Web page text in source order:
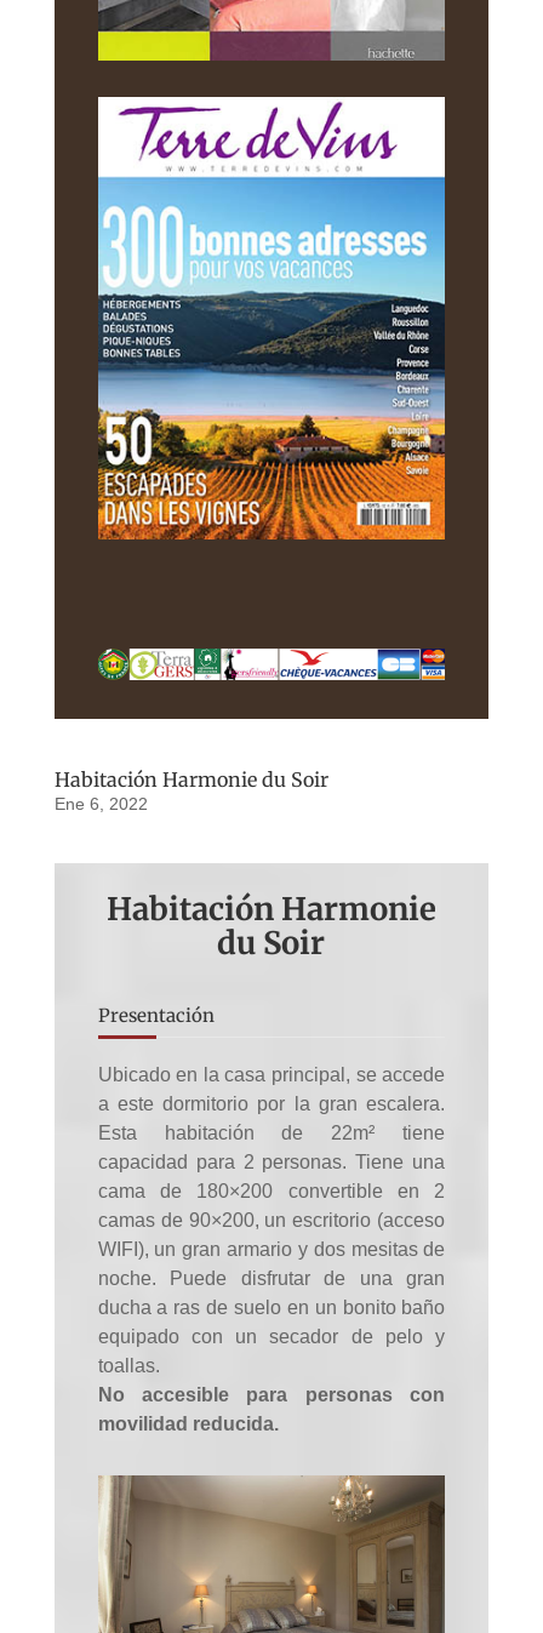
Habitación Harmonie du Soir
Ene 6, 2022
Habitación Harmonie
du Soir
Presentación
Ubicado en la casa principal, se accede
a este dormitorio por la gran escalera.
Esta habitación de 22m² tiene
capacidad para 2 personas. Tiene una
cama de 180×200 convertible en 2
camas de 90×200, un escritorio (acceso
WIFI), un gran armario y dos mesitas de
noche. Puede disfrutar de una gran
ducha a ras de suelo en un bonito baño
equipado con un secador de pelo y
toallas.
No accesible para personas con
movilidad reducida.